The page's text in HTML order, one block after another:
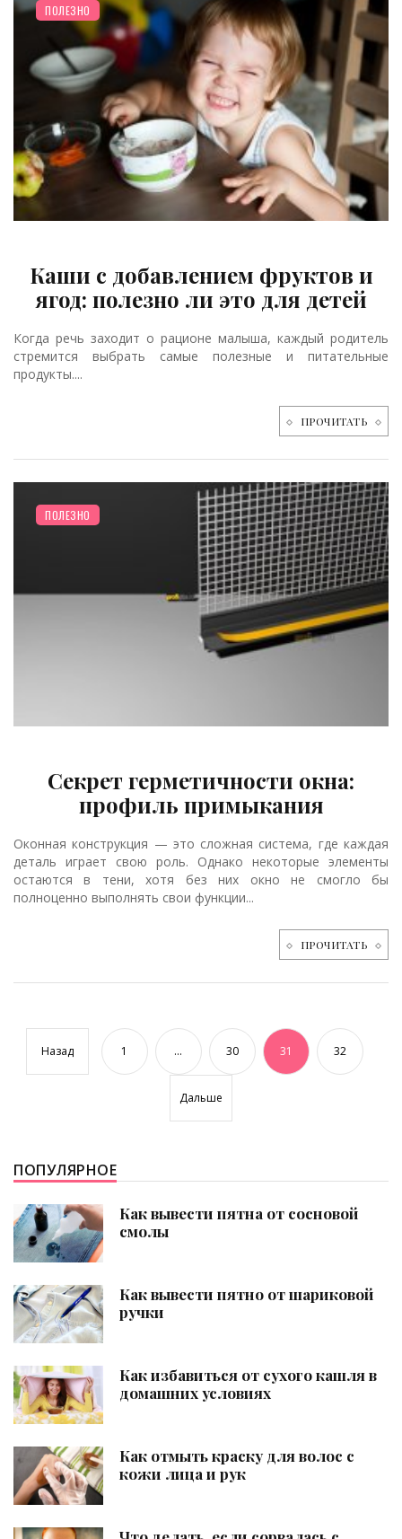
ПОЛЕЗНО
Каши с добавлением фруктов и
ягод: полезно ли это для детей
Когда речь заходит о рационе малыша, каждый родитель
стремится выбрать самые полезные и питательные
продукты....
ПРОЧИТАТЬ
ПОЛЕЗНО
Секрет герметичности окна:
профиль примыкания
Оконная конструкция — это сложная система, где каждая
деталь играет свою роль. Однако некоторые элементы
остаются в тени, хотя без них окно не смогло бы
полноценно выполнять свои функции...
ПРОЧИТАТЬ
Назад 1 ... 30 31 32
Дальше
ПОПУЛЯРНОЕ
Как вывести пятна от сосновой
смолы
Как вывести пятно от шариковой
ручки
Как избавиться от сухого кашля в
домашних условиях
Как отмыть краску для волос с
кожи лица и рук